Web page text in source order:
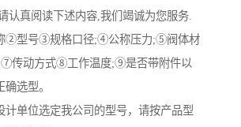
认真阅读下述内容,我们竭诚为您服务.
②型号③规格口径;④公称压力;⑤阀体材
传动方式⑧工作温度;⑨是否带附件以
选型。
计单位选定我公司的型号，请按产品型